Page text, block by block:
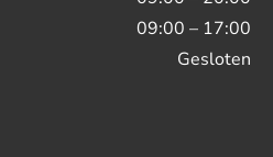
09:00 – 17:00
Gesloten